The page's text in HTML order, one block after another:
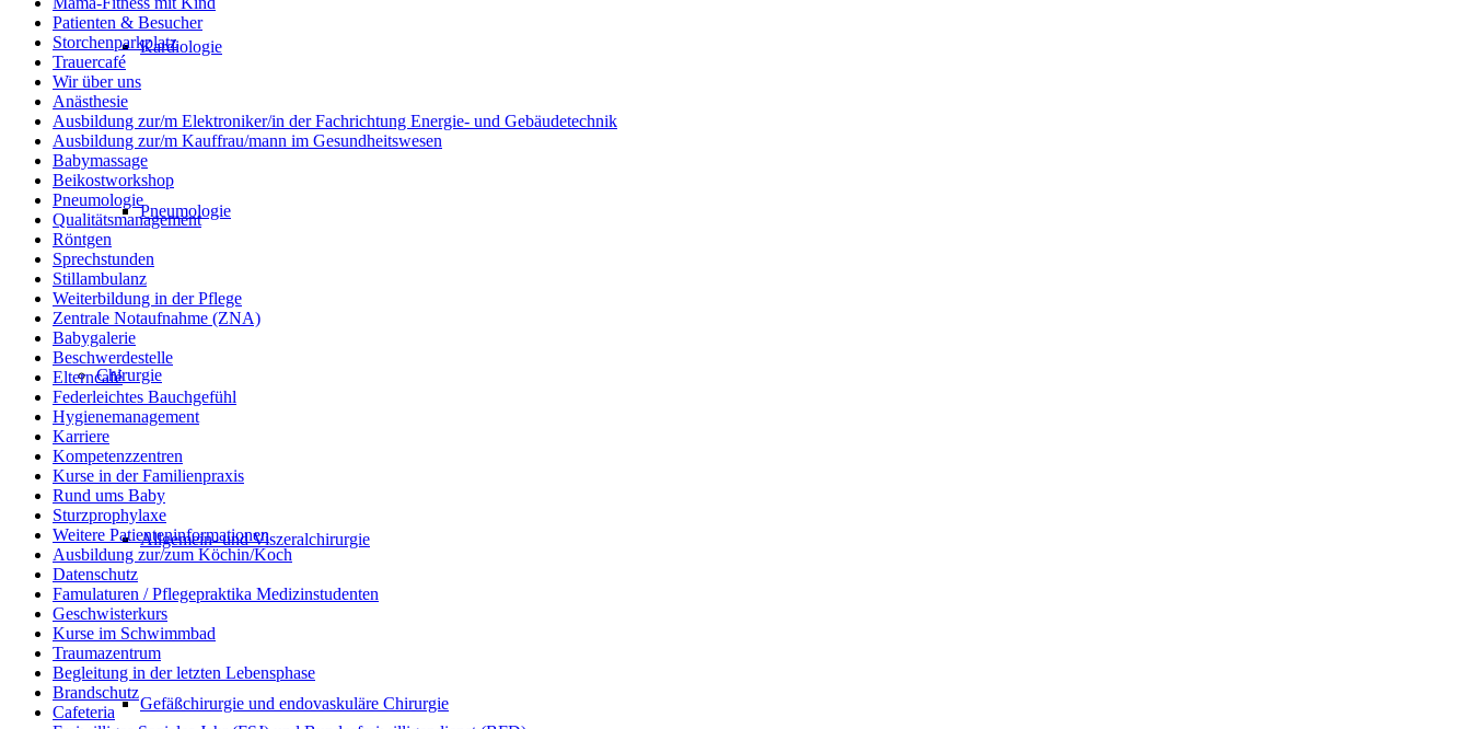
Kardiologie
Pneumologie
Chirurgie
Allgemein- und Viszeralchirurgie
Gefäßchirurgie und endovaskuläre Chirurgie
Patienten & Besucher
Storchenparkplatz
Trauercafé
Wir über uns
Anästhesie
Ausbildung zur/m Elektroniker/in der Fachrichtung Energie- und Gebäudetechnik
Ausbildung zur/m Kauffrau/mann im Gesundheitswesen
Babymassage
Beikostworkshop
Pneumologie
Qualitätsmanagement
Röntgen
Sprechstunden
Stillambulanz
Weiterbildung in der Pflege
Zentrale Notaufnahme (ZNA)
Babygalerie
Beschwerdestelle
Elterncafé
Federleichtes Bauchgefühl
Hygienemanagement
Karriere
Kompetenzzentren
Kurse in der Familienpraxis
Rund ums Baby
Sturzprophylaxe
Weitere Patienteninformationen
Ausbildung zur/zum Köchin/Koch
Datenschutz
Famulaturen / Pflegepraktika Medizinstudenten
Geschwisterkurs
Kurse im Schwimmbad
Traumazentrum
Begleitung in der letzten Lebensphase
Brandschutz
Cafeteria